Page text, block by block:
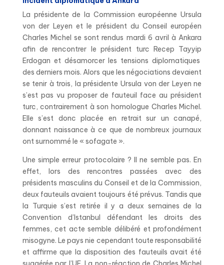
La présidente de la Commission européenne Ursula
von der Leyen et le président du Conseil européen
Charles Michel se sont rendus mardi 6 avril à Ankara
afin de rencontrer le président turc Recep Tayyip
Erdogan et désamorcer les tensions diplomatiques
des derniers mois. Alors que les négociations devaient
se tenir à trois, la présidente Ursula von der Leyen ne
s’est pas vu proposer de fauteuil face au président
turc, contrairement à son homologue Charles Michel.
Elle s’est donc placée en retrait sur un canapé,
donnant naissance à ce que de nombreux journaux
ont surnommé le « sofagate ».
Une simple erreur protocolaire ? Il ne semble pas. En
effet, lors des rencontres passées avec des
présidents masculins du Conseil et de la Commission,
deux fauteuils avaient toujours été prévus. Tandis que
la Turquie s’est retirée il y a deux semaines de la
Convention d’Istanbul défendant les droits des
femmes, cet acte semble délibéré et profondément
misogyne. Le pays nie cependant toute responsabilité
et affirme que la disposition des fauteuils avait été